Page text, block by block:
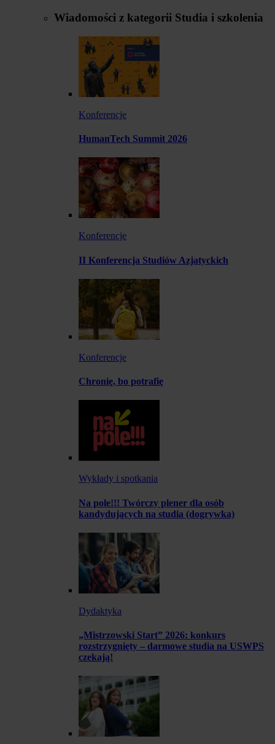
Wiadomości z kategorii Studia i szkolenia
Konferencje
HumanTech Summit 2026
Konferencje
II Konferencja Studiów Azjatyckich
Konferencje
Chronię, bo potrafię
Wykłady i spotkania
Na pole!!! Twórczy plener dla osób
kandydujących na studia (dogrywka)
Dydaktyka
„Mistrzowski Start” 2026: konkurs
rozstrzygnięty – darmowe studia na USWPS
czekają!